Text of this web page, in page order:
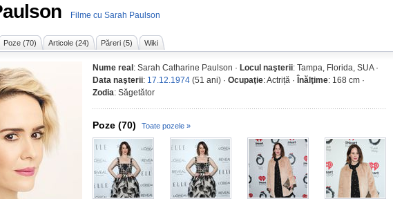
Filme cu Sarah Paulson
Poze (70) Articole (24) Păreri (5) Wiki
Nume real : Sarah Catharine Paulson · Locul naşterii: Tampa, Florida, SUA ·
Data naşterii: 17.12.1974 (51 ani) · Ocupaţie: Actriță · Înălţime: 168 cm ·
Zodia: Săgetător
Poze (70) Toate pozele »